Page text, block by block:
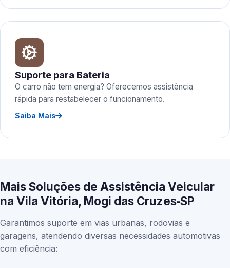
Suporte para Bateria
O carro não tem energia? Oferecemos assistência
rápida para restabelecer o funcionamento.
Saiba Mais
Mais Soluções de Assistência Veicular
na Vila Vitória, Mogi das Cruzes‑SP
Garantimos suporte em vias urbanas, rodovias e
garagens, atendendo diversas necessidades automotivas
com eficiência: